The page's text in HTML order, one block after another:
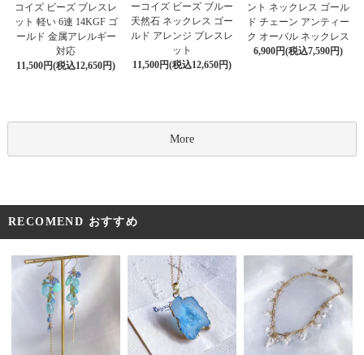
コイズ ビーズ ブレスレ
ット 軽い 6連 14KGF ゴ
ールド 金属アレルギー
対応
11,500円(税込12,650円)
ーコイズ ビーズ ブルー
天然石 ネックレス ゴー
ルド アレンジ ブレスレ
ット
11,500円(税込12,650円)
ント ネックレス ゴール
ド チェーン アンティー
ク オーバル ネックレス
6,900円(税込7,590円)
More
RECOMEND おすすめ